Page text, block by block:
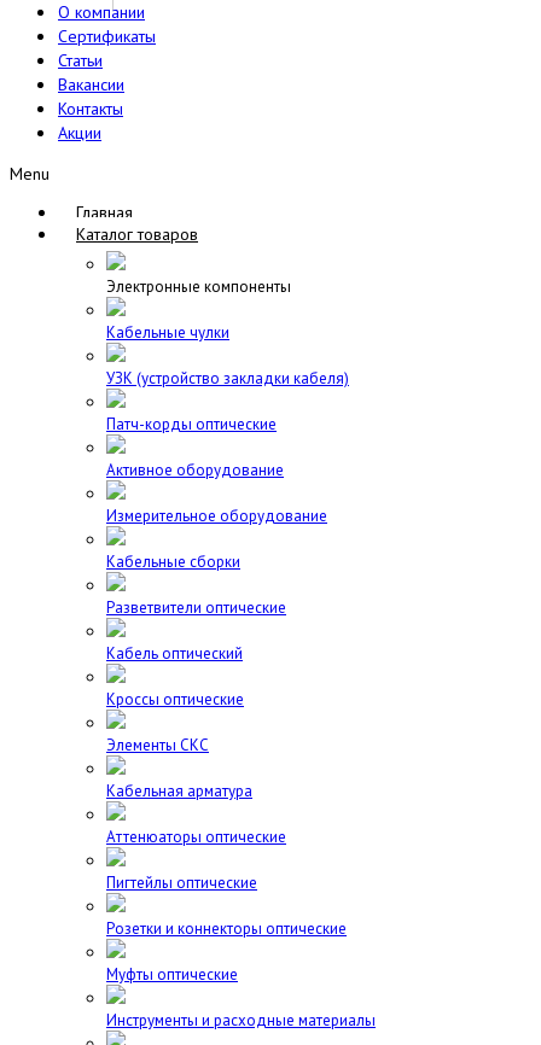
О компании
Сертификаты
Статьи
Вакансии
Контакты
Акции
Menu
Главная
Каталог товаров
Электронные компоненты
Кабельные чулки
УЗК (устройство закладки кабеля)
Патч-корды оптические
Активное оборудование
Измерительное оборудование
Кабельные сборки
Разветвители оптические
Кабель оптический
Кроссы оптические
Элементы СКС
Кабельная арматура
Аттенюаторы оптические
Пигтейлы оптические
Розетки и коннекторы оптические
Муфты оптические
Инструменты и расходные материалы